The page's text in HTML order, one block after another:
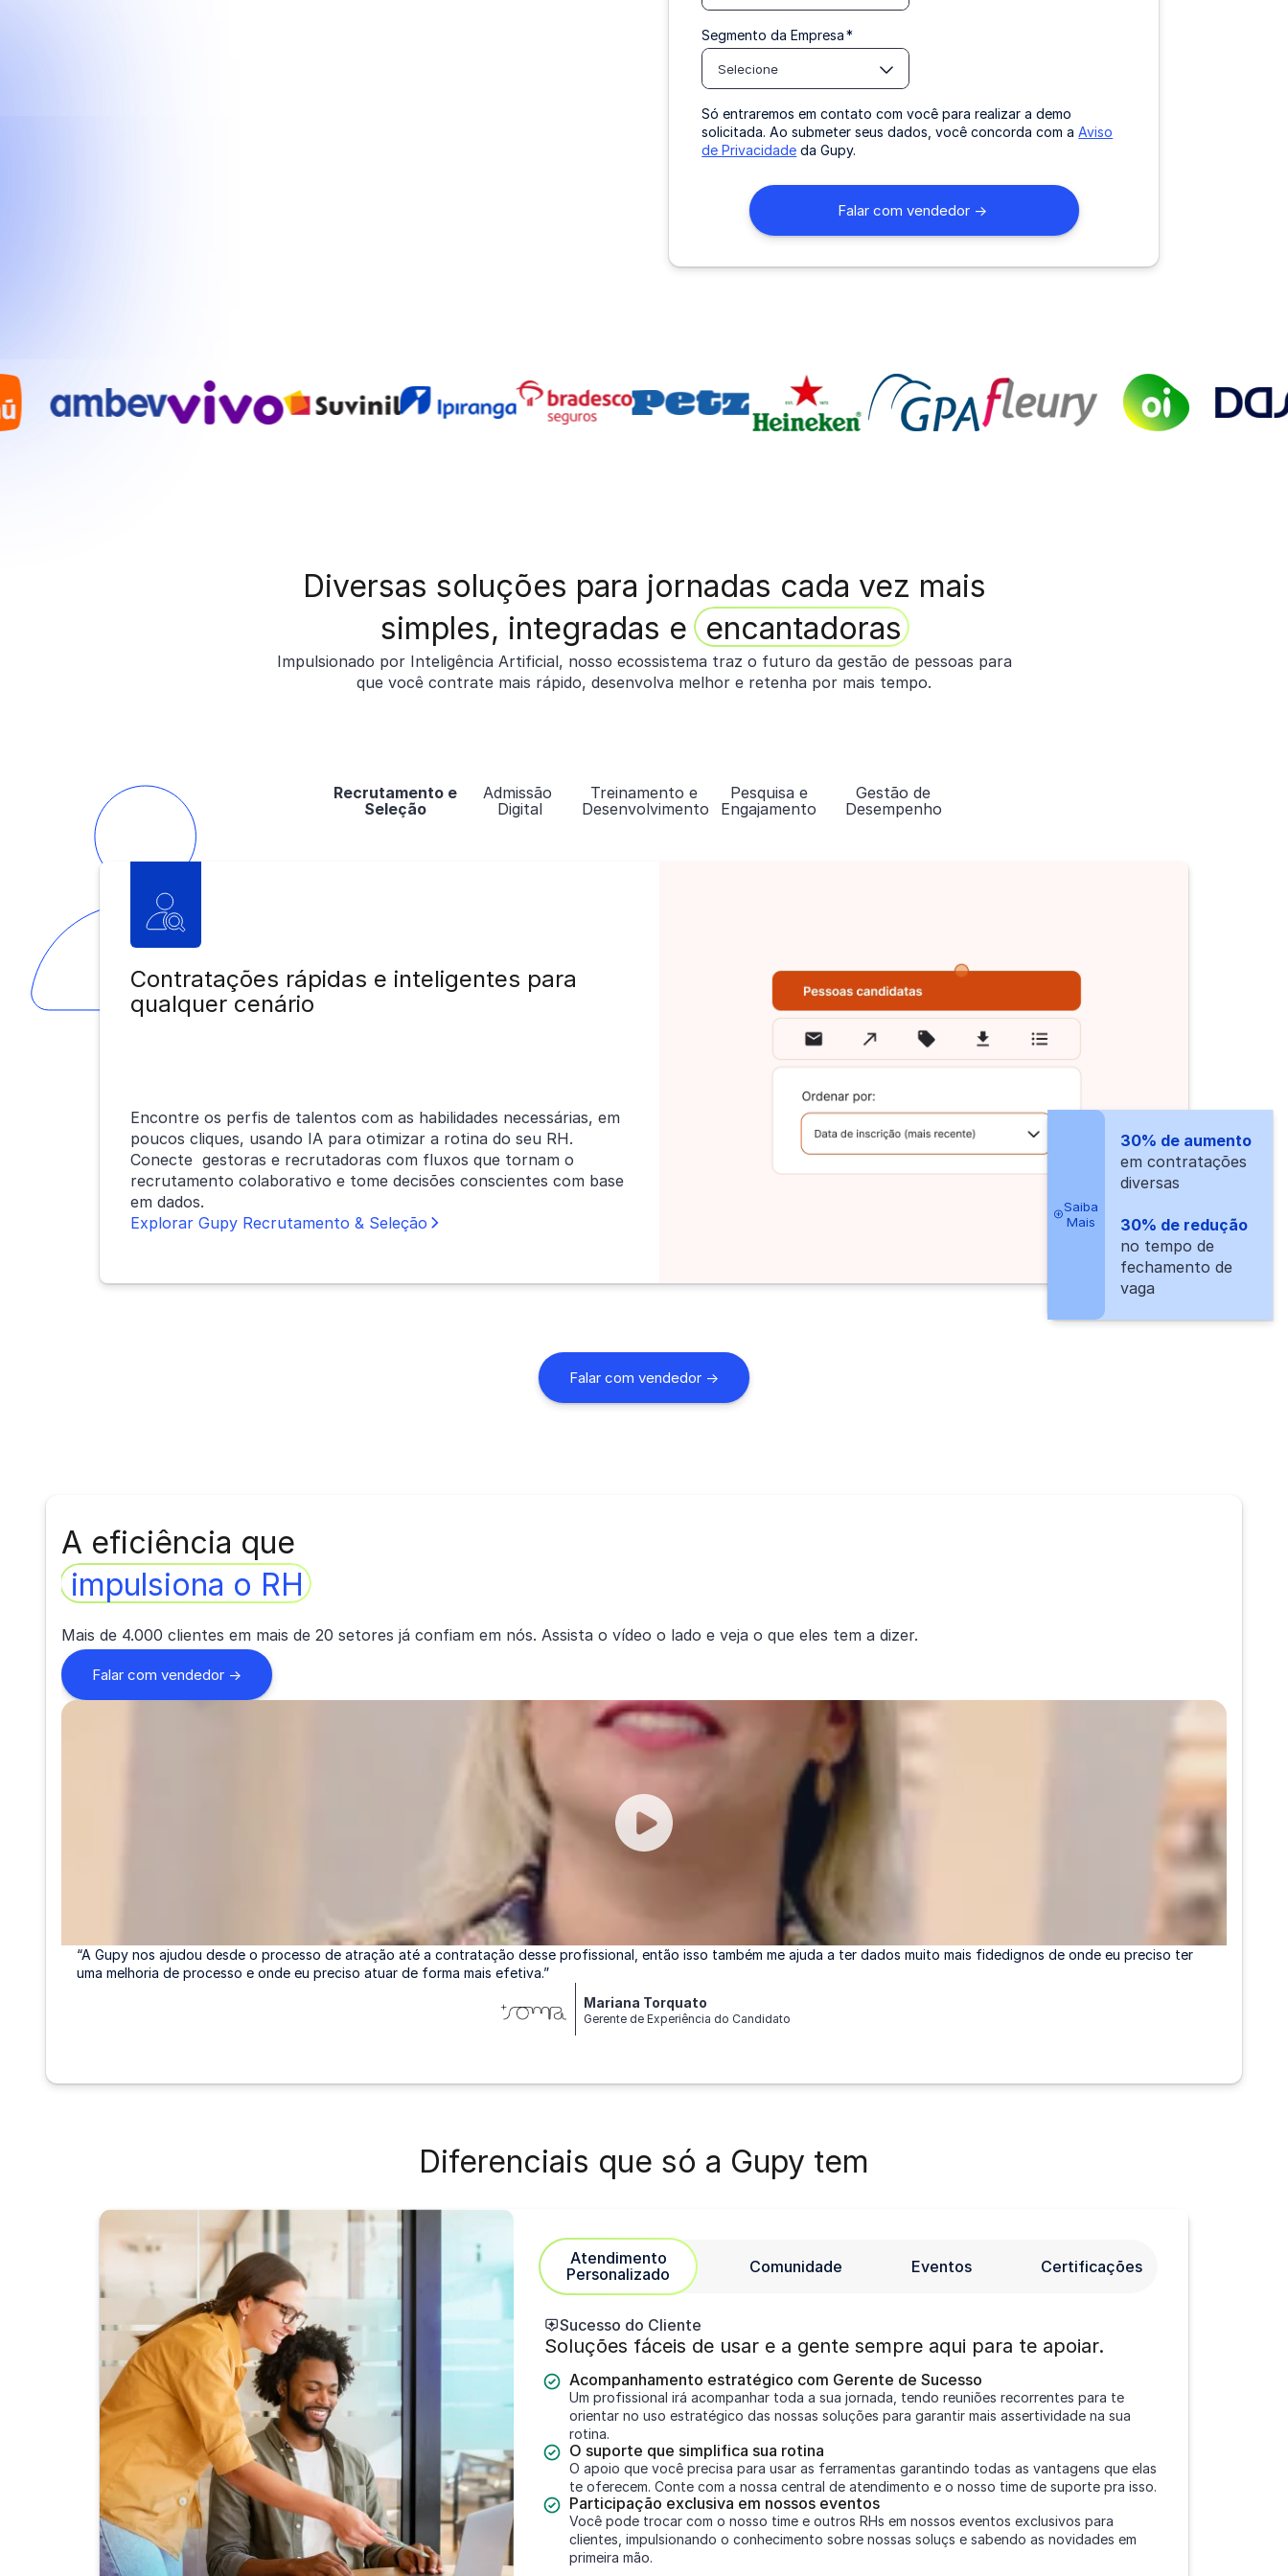
Segmento da Empresa*
Selecione
Só entraremos em contato com você para realizar a demo
solicitada. Ao submeter seus dados, você concorda com aAviso
de Privacidade da Gupy.
Diversas soluções para jornadas cada vez mais
simples, integradas e encantadoras
Impulsionado por Inteligência Artificial, nosso ecossistema traz o futuro da gestão de pessoas para
que você contrate mais rápido, desenvolva melhor e retenha por mais tempo.
Recrutamento e
Seleção
Admissão
Digital
Treinamento e
Desenvolvimento
Pesquisa e
Engajamento
Gestão de
Desempenho
Contratações rápidas e inteligentes para
qualquer cenário
Encontre os perfis de talentos com as habilidades necessárias, em
poucos cliques, usando IA para otimizar a rotina do seu RH.
Conecte gestoras e recrutadoras com fluxos que tornam o
recrutamento colaborativo e tome decisões conscientes com base
em dados.
Explorar Gupy Recrutamento & Seleção
Saiba
Mais
30% de aumento
em contratações
diversas
30% de redução
no tempo de
fechamento de
vaga
Falar com vendedor →
A eficiência que
impulsiona o RH
Mais de 4.000 clientes em mais de 20 setores já confiam em nós. Assista o vídeo o lado e veja o que eles tem a dizer.
Falar com vendedor ->sobre o relato de Mariana Torquato
“A Gupy nos ajudou desde o processo de atração até a contratação desse profissional, então isso também me ajuda a ter dados muito mais fidedignos de onde eu preciso ter
uma melhoria de processo e onde eu preciso atuar de forma mais efetiva.”
Mariana Torquato
Gerente de Experiência do Candidato
Diferenciais que só a Gupy tem
Atendimento
Personalizado
Comunidade Eventos Certificações
Sucesso do Cliente
Soluções fáceis de usar e a gente sempre aqui para te apoiar.
Acompanhamento estratégico com Gerente de Sucesso
Um profissional irá acompanhar toda a sua jornada, tendo reuniões recorrentes para te
orientar no uso estratégico das nossas soluções para garantir mais assertividade na sua
rotina.
O suporte que simplifica sua rotina
O apoio que você precisa para usar as ferramentas garantindo todas as vantagens que elas
te oferecem. Conte com a nossa central de atendimento e o nosso time de suporte pra isso.
Participação exclusiva em nossos eventos
Você pode trocar com o nosso time e outros RHs em nossos eventos exclusivos para
clientes, impulsionando o conhecimento sobre nossas soluçs e sabendo as novidades em
primeira mão.